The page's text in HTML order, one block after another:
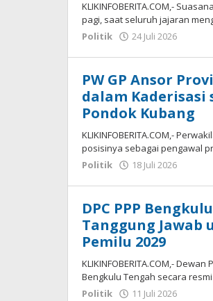
KLIKINFOBERITA.COM,-
pagi, saat seluruh jajaran
Politik
24 Juli 2026
PW GP Ansor
dalam Kaderisasi
Pondok Kubang
KLIKINFOBERITA.COM,-
posisinya sebagai pengawal
Politik
18 Juli 2026
DPC PPP
Tanggung
Pemilu 2029
KLIKINFOBERITA.COM,-
Bengkulu Tengah secara
Politik
11 Juli 2026